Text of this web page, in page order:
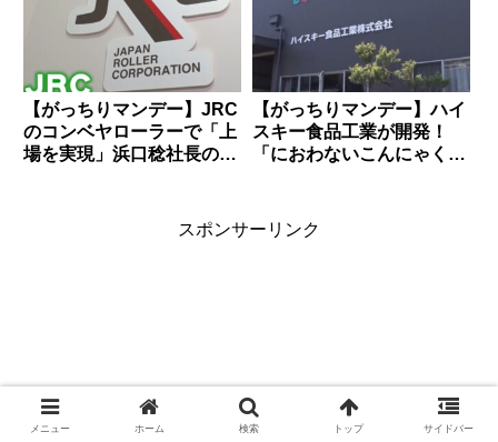
【がっちりマンデー】JRC
のコンベヤローラーで「上
場を実現」浜口稔社長の秘
【がっちりマンデー】ハイ
スキー食品工業が開発！
「におわないこんにゃく」
スポンサーリンク
メニュー ホーム 検索 トップ サイドバー